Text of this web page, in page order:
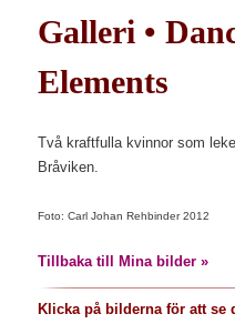
Galleri •
Elements
Två kraftfulla kvinnor som
Bråviken.
Foto: Carl Johan Rehbinder 2012
Tillbaka till Mina bilder »
Klicka på bilderna för att se